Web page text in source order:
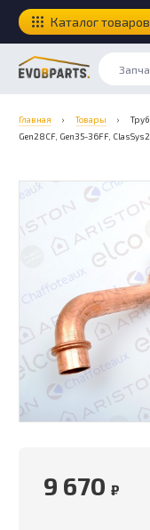
Каталог товаров
Главная › Товары ›
Gen28CF, Gen35-36FF,
9 670 ₽